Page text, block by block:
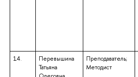
14.
Перевышина
Татьяна
Преподаватель;
Методист